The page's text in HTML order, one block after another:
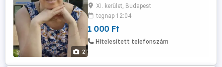
2
telefonod, ami még működőképes, de
már nem használsz, és sajnálod kidobni,
vagy csak pihen a fiókban, örömmel
fogadnám megkaphatóként. ... Ez az elv
és hozzáállás vonatkozna még tabletre,
XI. kerület, Budapest
tegnap 12:04
1 000 Ft
Hitelesített telefonszám